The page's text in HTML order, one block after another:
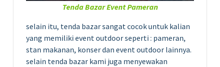
Tenda Bazar Event Pameran
selain itu, tenda bazar sangat cocok untuk kalian
yang memiliki event outdoor seperti : pameran,
stan makanan, konser dan event outdoor lainnya.
selain tenda bazar kami juga menyewakan